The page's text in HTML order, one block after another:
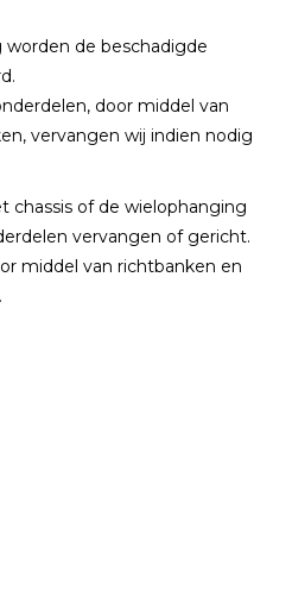
de beschadigde
door middel van
vervangen wij indien nodig
chassis of de wielophanging
vervangen of gericht.
middel van richtbanken en